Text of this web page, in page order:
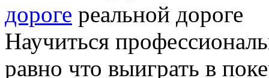
дороге
Научиться
равно что выиграть в